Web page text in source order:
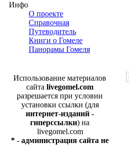
Инфо
О проекте
Справочная
Путеводитель
Книги о Гомеле
Панорамы Гомеля
Использование материалов
сайта livegomel.com
разрешается при условии
установки ссылки (для
интернет-изданий -
гиперссылки) на
livegomel.com
* - администрация сайта не